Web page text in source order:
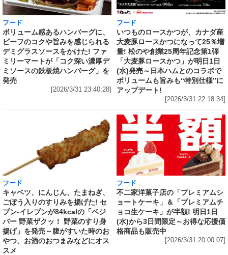
フード
ボリューム感あるハンバーグに、
ビーフのコクや旨みを感じられる
デミグラスソースをかけた! ファ
ミリーマートが「コク深い濃厚デ
ミソースの鉄板焼ハンバーグ」を
発売
[2026/3/31 23:40:28]
フード
いつものロースかつが、カナダ産
大麦豚ロースかつになって25％増
量! 松のや創業25周年記念第1弾
「大麦豚ロースかつ」が明日1日
(水)発売～日本ハムとのコラボで
ボリュームも旨みも“特別仕様”に
アップデート!
[2026/3/31 22:18:34]
フード
キャベツ、にんじん、たまねぎ、
ごぼう入りのすりみを揚げた! セ
ブン‐イレブンが84kcalの「ベジ
バー 野菜ザクッ！ 野菜のすり身
揚げ」を発売～腹がすいた時のお
やつ、お酒のおつまみなどにオス
スメ
フード
不二家洋菓子店の「プレミアムシ
ョートケーキ」＆「プレミアムチ
ョコ生ケーキ」が半額! 明日1日
(水)から3日間限定～お得な応援価
格商品も販売中
[2026/3/31 20:00:07]